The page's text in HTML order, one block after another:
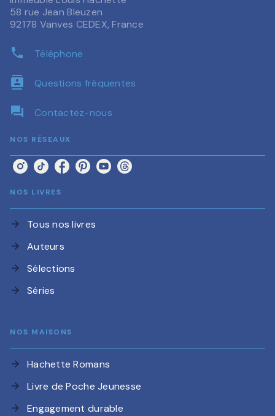
58 rue Jean Bleuzen
92178 Vanves CEDEX, France
phone Téléphone
contacts Questions fréquentes
question_answer Contactez-nous
NOS RÉSEAUX
NOS LIVRES
arrow_forward Tous nos livres
arrow_forward Auteurs
arrow_forward Sélections
arrow_forward Séries
NOS MAISONS
arrow_forward Hachette Romans
arrow_forward Livre de Poche Jeunesse
arrow_forward Engagement durable